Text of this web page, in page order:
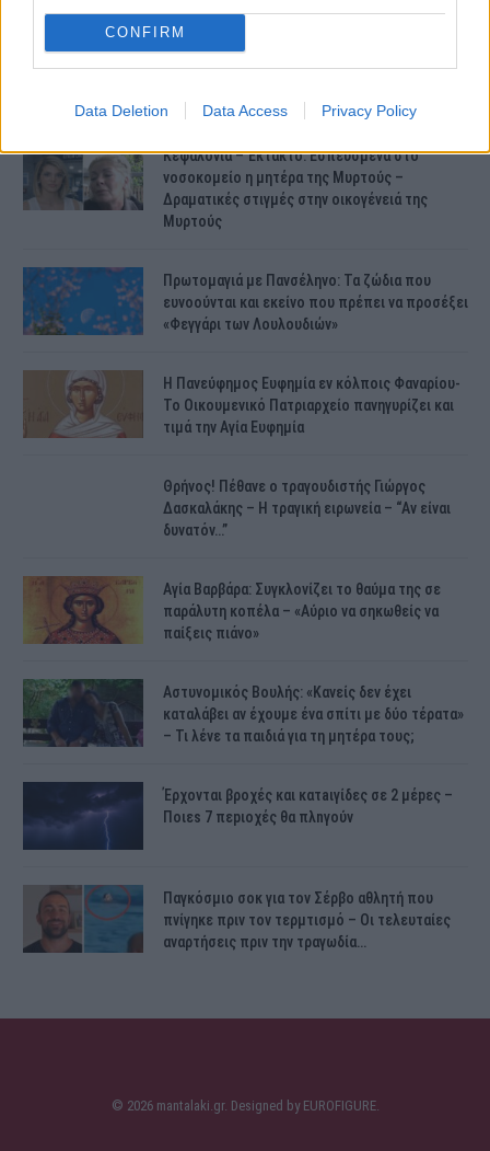
CONFIRM
Data Deletion Data Access Privacy Policy
Νέες αποκαλύψεις για τον θάνατο του
13χρονου στην Ηλεία – Ο πατέρας του είχε
Κεφαλονιά – Έκτακτο: Εσπευσμένα στο
νοσοκομείο η μητέρα της Μυρτούς –
Δραματικές στιγμές στην οικογένειά της
Μυρτούς
Πρωτομαγιά με Πανσέληνο: Τα ζώδια που
ευνοούνται και εκείνο που πρέπει να προσέξει
«Φεγγάρι των Λουλουδιών»
H Πανεύφημος Ευφημία εν κόλποις Φαναρίου-
Το Οικουμενικό Πατριαρχείο πανηγυρίζει και
τιμά την Αγία Ευφημία
Θρήνος! Πέθανε ο τραγουδιστής Γιώργος
Δασκαλάκης – Η τραγική ειρωνεία – “Αν είναι
δυνατόν…”
Αγία Βαρβάρα: Συγκλονίζει το θαύμα της σε
παράλυτη κοπέλα – «Αύριο να σηκωθείς να
παίξεις πιάνο»
Αστυνομικός Bουλής: «Κανείς δεν έχει
καταλάβει αν έχουμε ένα σπίτι με δύο τέρατα»
– Τι λένε τα παιδιά για τη μητέρα τους;
Έρχονται βροχές και κατaιγίδες σε 2 μέpες –
Ποιεs 7 πεpιοχές θα πλnγούν
Παγκόσμιο σοκ για τον Σέρβο αθλητή που
πνίγηκε πριν τον τερμτισμό – Οι τελευταίες
αναρτήσεις πριν την τραγωδία…
© 2026 mantalaki.gr. Designed by EUROFIGURE.